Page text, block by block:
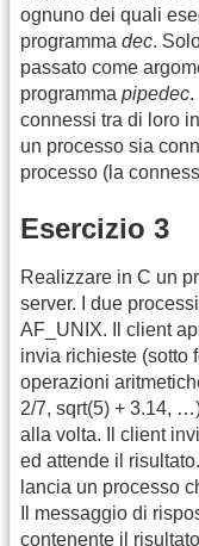
ognuno dei quali
programma dec.
passato come
programma pipedec.
connessi tra di loro
un processo sia
processo (la
Esercizio 3
Realizzare in C un
server. I due
AF_UNIX. Il client
invia richieste (sotto
operazioni
2/7, sqrt(5) + 3.14,
alla volta. Il client
ed attende il
lancia un processo
Il messaggio di
contenente il